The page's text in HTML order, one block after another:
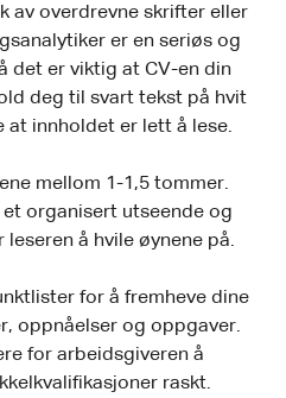
av overdrevne skrifter eller
er en seriøs og
det er viktig at CV-en din
deg til svart tekst på hvit
at innholdet er lett å lese.
mellom 1-1,5 tommer.
organisert utseende og
å hvile øynene på.
for å fremheve dine
oppnåelser og oppgaver.
for arbeidsgiveren å
raskt.